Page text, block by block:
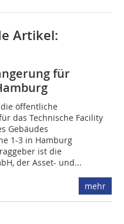
Artikel:
für
öffentliche
das Technische Facility
Gebäudes
1-3 in Hamburg
ist die
der Asset- und...
mehr